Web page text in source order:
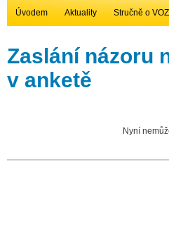
Úvodem Aktuality Stručně o
Zaslání názoru
v anketě
Nyní